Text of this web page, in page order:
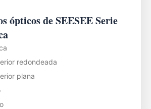
ópticos de SEESEE Serie
redondeada
plana